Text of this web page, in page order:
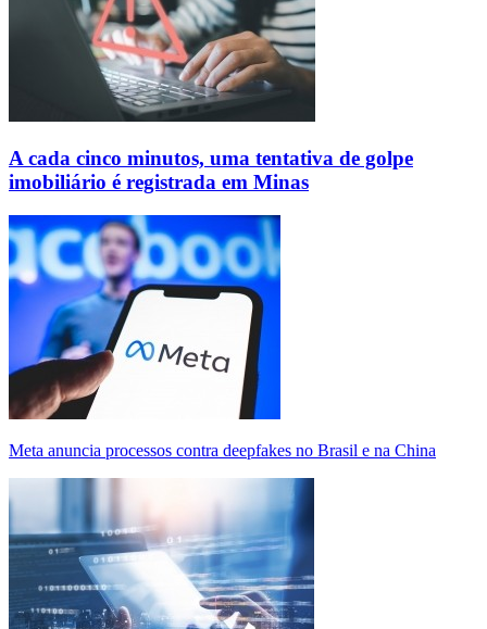
A cada cinco minutos, uma tentativa de golpe
imobiliário é registrada em Minas
Meta anuncia processos contra deepfakes no Brasil e na China